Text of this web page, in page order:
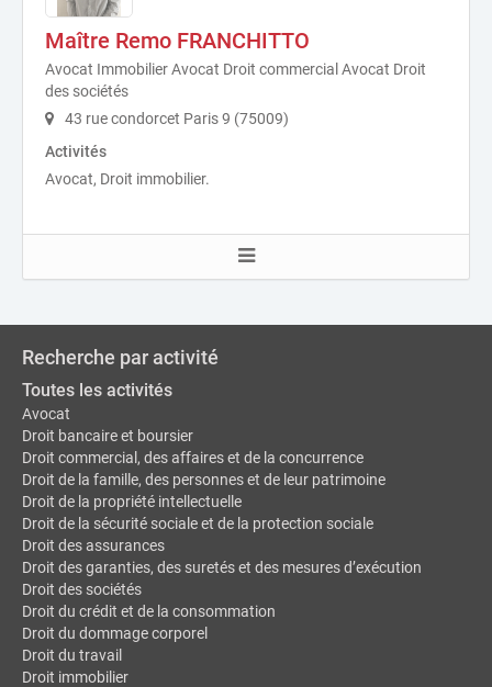
Maître Remo FRANCHITTO
Avocat Immobilier Avocat Droit commercial Avocat Droit
des sociétés
43 rue condorcet Paris 9 (75009)
Activités
Avocat, Droit immobilier.
Recherche par activité
Toutes les activités
Avocat
Droit bancaire et boursier
Droit commercial, des affaires et de la concurrence
Droit de la famille, des personnes et de leur patrimoine
Droit de la propriété intellectuelle
Droit de la sécurité sociale et de la protection sociale
Droit des assurances
Droit des garanties, des suretés et des mesures d’exécution
Droit des sociétés
Droit du crédit et de la consommation
Droit du dommage corporel
Droit du travail
Droit immobilier